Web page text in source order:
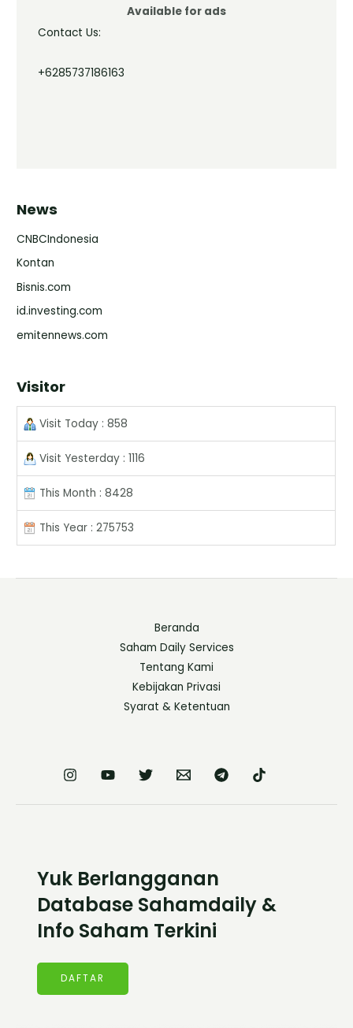
Available for ads
Contact Us:
+6285737186163
News
CNBCIndonesia
Kontan
Bisnis.com
id.investing.com
emitennews.com
Visitor
Visit Today : 858
Visit Yesterday : 1116
This Month : 8428
This Year : 275753
Beranda
Saham Daily Services
Tentang Kami
Kebijakan Privasi
Syarat & Ketentuan
Yuk Berlangganan
Database Sahamdaily &
Info Saham Terkini
DAFTAR